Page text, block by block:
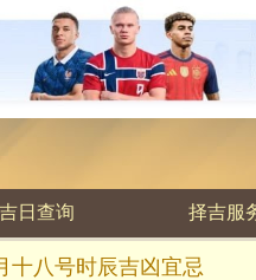
吉日查询 择吉服
十八号时辰吉凶宜忌